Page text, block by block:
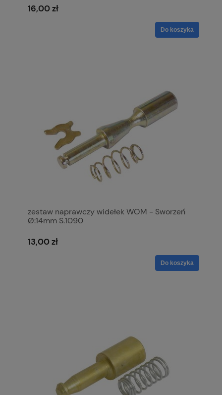
16,00 zł
Do koszyka
zestaw naprawczy widełek WOM - Sworzeń
Ø:14mm S.1090
13,00 zł
Do koszyka